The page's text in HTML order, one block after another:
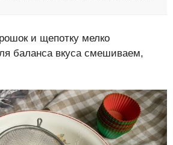
и щепотку мелко
баланса вкуса смешиваем,